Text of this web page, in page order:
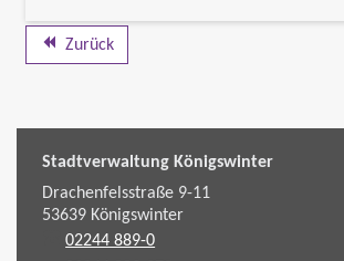
Zurück
Stadtverwaltung Königswinter
Drachenfelsstraße 9-11
53639Königswinter
02244 889-0